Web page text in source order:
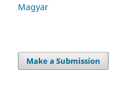
Magyar
Make a Submission